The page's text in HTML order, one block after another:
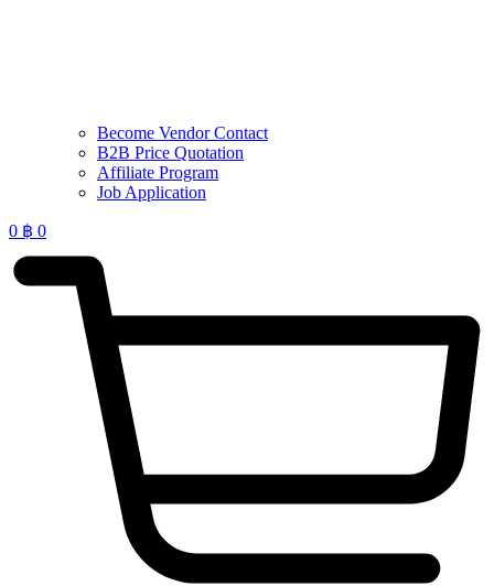
Become Vendor Contact
B2B Price Quotation
Affiliate Program
Job Application
0 ฿ 0